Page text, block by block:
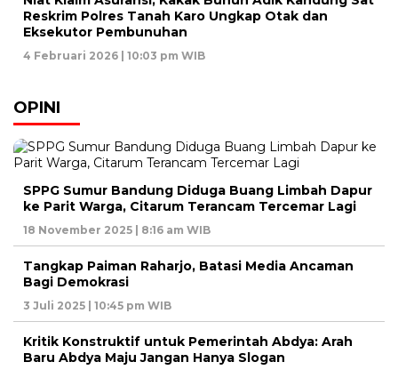
Reskrim Polres Tanah Karo Ungkap Otak dan
Eksekutor Pembunuhan
4 Februari 2026 | 10:03 pm WIB
OPINI
SPPG Sumur Bandung Diduga Buang Limbah Dapur
ke Parit Warga, Citarum Terancam Tercemar Lagi
18 November 2025 | 8:16 am WIB
Tangkap Paiman Raharjo, Batasi Media Ancaman
Bagi Demokrasi
3 Juli 2025 | 10:45 pm WIB
Kritik Konstruktif untuk Pemerintah Abdya: Arah
Baru Abdya Maju Jangan Hanya Slogan